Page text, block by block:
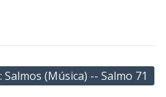
Salmos (Música) -- Salmo 71